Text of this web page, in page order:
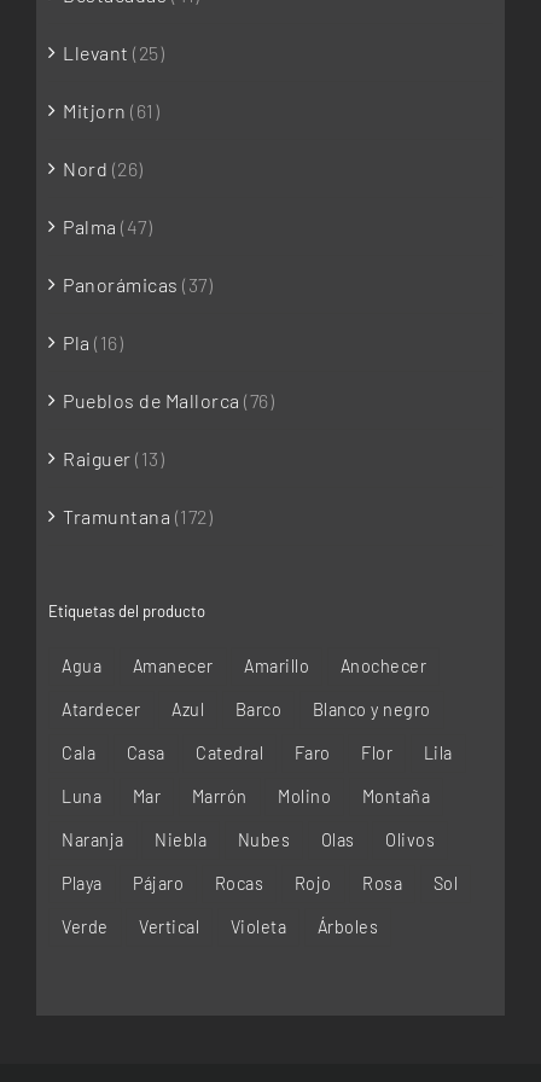
Llevant (25)
Mitjorn (61)
Nord (26)
Palma (47)
Panorámicas (37)
Pla (16)
Pueblos de Mallorca (76)
Raiguer (13)
Tramuntana (172)
Etiquetas del producto
Agua Amanecer Amarillo Anochecer
Atardecer Azul Barco Blanco y negro
Cala Casa Catedral Faro Flor Lila
Luna Mar Marrón Molino Montaña
Naranja Niebla Nubes Olas Olivos
Playa Pájaro Rocas Rojo Rosa Sol
Verde Vertical Violeta Árboles